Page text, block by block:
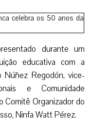
durante um
educativa com a
Núñez Regodón, vice-
e Comunidade
Comitê Organizador do
Ninfa Watt Pérez.